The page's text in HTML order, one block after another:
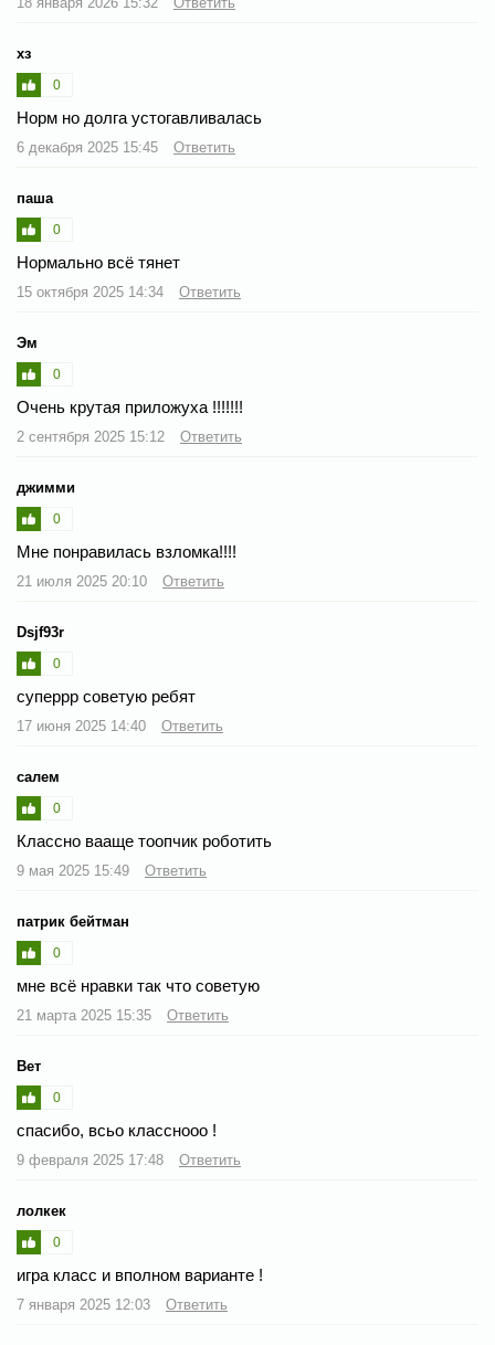
хз
0
Норм но долга устогавливалась
6 декабря 2025 15:45 Ответить
паша
0
Нормально всё тянет
15 октября 2025 14:34 Ответить
Эм
0
Очень крутая приложуха !!!!!!!
2 сентября 2025 15:12 Ответить
джимми
0
Мне понравилась взломка!!!!
21 июля 2025 20:10 Ответить
Dsjf93r
0
суперрр советую ребят
17 июня 2025 14:40 Ответить
салем
0
Классно вааще тоопчик роботить
9 мая 2025 15:49 Ответить
патрик бейтман
0
мне всё нравки так что советую
21 марта 2025 15:35 Ответить
Вет
0
спасибо, всьо класснооо !
9 февраля 2025 17:48 Ответить
лолкек
0
игра класс и вполном варианте !
7 января 2025 12:03 Ответить